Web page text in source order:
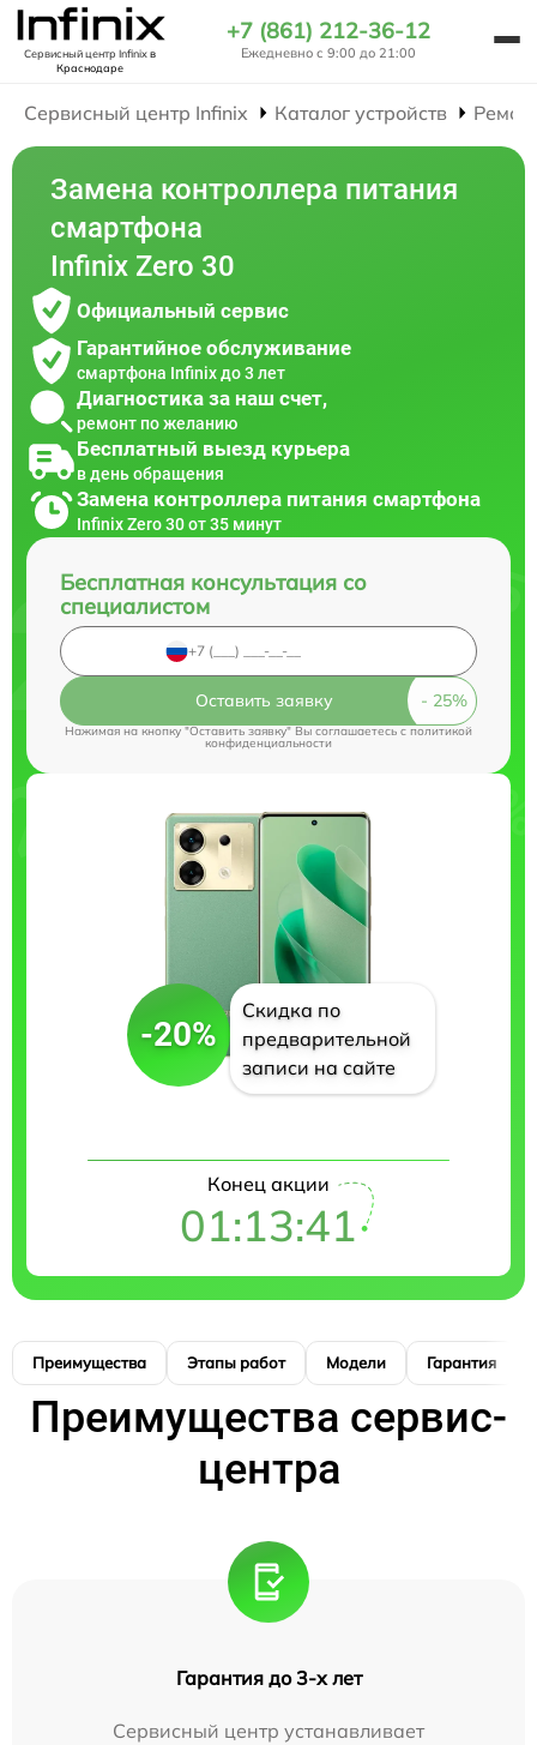
Сервисный центр Infinixв
Краснодаре
+7 (861) 212-36-12
Ежедневно с 9:00 до 21:00
Сервисный центр Infinix Каталог устройств
Замена контроллера питания
смартфона
Infinix Zero 30
Официальный сервис
Гарантийное обслуживание
смартфона Infinix до 3 лет
Диагностика за наш счет,
ремонт по желанию
Бесплатный выезд курьера
в день обращения
Замена контроллера питания смартфона
Infinix Zero 30 от 35 минут
Бесплатная консультация со
специалистом
Оставить заявку
Нажимая на кнопку "Оставить заявку" Вы соглашаетесь cполитикой
конфиденциальности
-20%
Скидка по
предварительной
записи на сайте
Конец акции
01:13:41
Преимущества Этапы работ Модели Гарантия
Преимущества сервис-
центра
Гарантия до 3-х лет
Сервисный центр устанавливает